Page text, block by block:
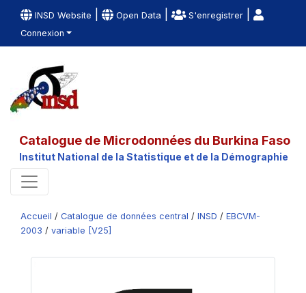
INSD Website Open Data S'enregistrer
Connexion
Catalogue de Microdonnées du Burkina Faso
Institut National de la Statistique et de la Démographie
Accueil / Catalogue de données central / INSD / EBCVM-
2003 / variable [V25]